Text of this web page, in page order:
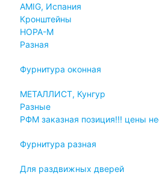
AMIG, Испания
Кронштейны
НОРА-М
Разная
Фурнитура оконная
МЕТАЛЛИСТ, Кунгур
Разные
РФМ заказная позиция!!! цены
Фурнитура разная
Для раздвижных дверей